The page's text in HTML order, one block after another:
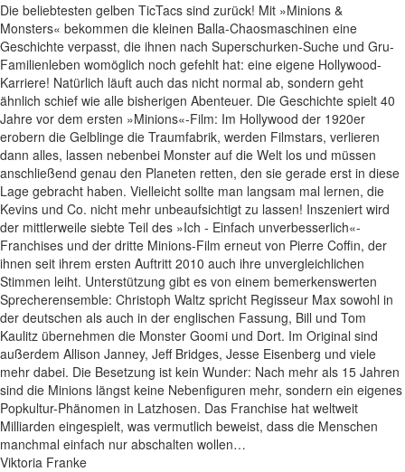
Die beliebtesten gelben TicTacs sind zurück! Mit »Minions &
Monsters« bekommen die kleinen Balla-Chaosmaschinen eine
Geschichte verpasst, die ihnen nach Superschurken-Suche und Gru-
Familienleben womöglich noch gefehlt hat: eine eigene Hollywood-
Karriere! Natürlich läuft auch das nicht normal ab, sondern geht
ähnlich schief wie alle bisherigen Abenteuer. Die Geschichte spielt 40
Jahre vor dem ersten »Minions«-Film: Im Hollywood der 1920er
erobern die Gelblinge die Traumfabrik, werden Filmstars, verlieren
dann alles, lassen nebenbei Monster auf die Welt los und müssen
anschließend genau den Planeten retten, den sie gerade erst in diese
Lage gebracht haben. Vielleicht sollte man langsam mal lernen, die
Kevins und Co. nicht mehr unbeaufsichtigt zu lassen! Inszeniert wird
der mittlerweile siebte Teil des »Ich - Einfach unverbesserlich«-
Franchises und der dritte Minions-Film erneut von Pierre Coffin, der
ihnen seit ihrem ersten Auftritt 2010 auch ihre unvergleichlichen
Stimmen leiht. Unterstützung gibt es von einem bemerkenswerten
Sprecherensemble: Christoph Waltz spricht Regisseur Max sowohl in
der deutschen als auch in der englischen Fassung, Bill und Tom
Kaulitz übernehmen die Monster Goomi und Dort. Im Original sind
außerdem Allison Janney, Jeff Bridges, Jesse Eisenberg und viele
mehr dabei. Die Besetzung ist kein Wunder: Nach mehr als 15 Jahren
sind die Minions längst keine Nebenfiguren mehr, sondern ein eigenes
Popkultur-Phänomen in Latzhosen. Das Franchise hat weltweit
Milliarden eingespielt, was vermutlich beweist, dass die Menschen
manchmal einfach nur abschalten wollen…
Viktoria Franke